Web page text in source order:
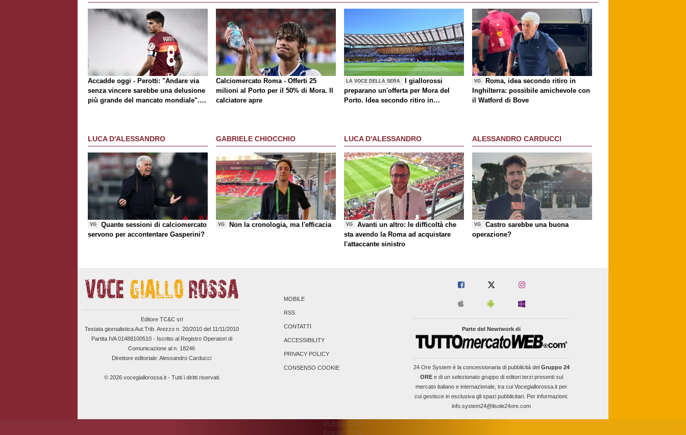
Accadde oggi - Perotti: "Andare via
senza vincere sarebbe una delusione
più grande del mancato mondiale".
Calciomercato Roma - Offerti 25
milioni al Porto per il 50% di Mora. Il
calciatore apre
LA VOCE DELLA SERA
I giallorossi
preparano un'offerta per Mora del
Porto. Idea secondo ritiro in
VG
Roma, idea secondo ritiro in
Inghilterra: possibile amichevole con
il Watford di Bove
LUCA D'ALESSANDRO
VG
Quante sessioni di calciomercato
servono per accontentare Gasperini?
GABRIELE CHIOCCHIO
VG Non la cronologia, ma l'efficacia
LUCA D'ALESSANDRO
VG
Avanti un altro: le difficoltà che
sta avendo la Roma ad acquistare
l'attaccante sinistro
ALESSANDRO CARDUCCI
VG
Castro sarebbe una buona
operazione?
Editore TC&C srl
Testata giornalistica Aut.Trib. Arezzo n. 20/2010 del 11/11/2010
Partita IVA 01488100510 - Iscritto al Registro Operatori di
Comunicazione al n. 18246
Direttore editoriale: Alessandro Carducci
© 2026 vocegiallorossa.it - Tutti i diritti riservati
MOBILE
RSS
CONTATTI
ACCESSIBILITY
PRIVACY POLICY
CONSENSO COOKIE
Parte del Newtwork di
24 Ore Systemè la concessionaria di pubblicità del Gruppo 24
OREe di un selezionato gruppo di editori terzi presenti sul
mercato italiano e internazionale, tra cui Vocegiallorossa.it per
cui gestisce in esclusiva gli spazi pubblicitari. Per informazioni:
info.system24@ilsole24ore.com